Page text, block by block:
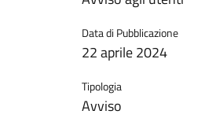
Data di Pubblicazione
22 aprile 2024
Tipologia
Avviso